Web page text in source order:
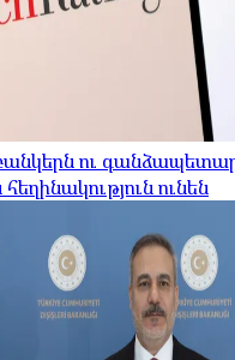
ու
ունեն